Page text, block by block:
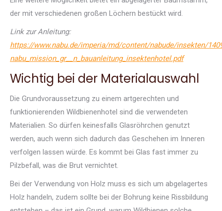
der mit verschiedenen großen Löchern bestückt wird.
Link zur Anleitung:
https://www.nabu.de/imperia/md/content/nabude/insekten/
nabu_mission_gr__n_bauanleitung_insektenhotel.pdf
Wichtig bei der Materialauswahl
Die Grundvoraussetzung zu einem artgerechten und
funktionierenden Wildbienenhotel sind die verwendeten
Materialien. So dürfen keinesfalls Glasröhrchen genutzt
werden, auch wenn sich dadurch das Geschehen im Inneren
verfolgen lassen würde. Es kommt bei Glas fast immer zu
Pilzbefall, was die Brut vernichtet.
Bei der Verwendung von Holz muss es sich um abgelagertes
Holz handeln, zudem sollte bei der Bohrung keine Rissbildung